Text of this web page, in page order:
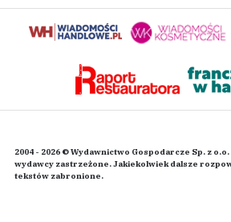
2004 - 2026 © Wydawnictwo Gospodarcze Sp. z
wydawcy zastrzeżone. Jakiekolwiek dalsze
tekstów zabronione.